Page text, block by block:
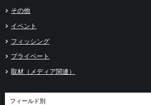
その他
イベント
フィッシング
プライベート
取材（メディア関連）
フィールド別